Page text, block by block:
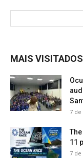
MAIS VISITADOS
7 de
11
7 de